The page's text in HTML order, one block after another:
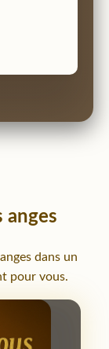
anges
dans un
pour vous.